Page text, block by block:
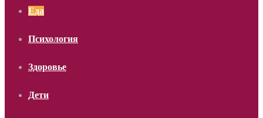
Еда
Психология
Здоровье
Дети